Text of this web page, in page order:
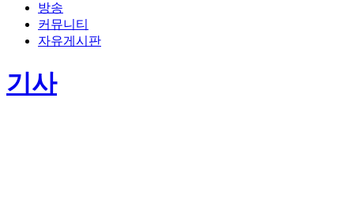
방송
커뮤니티
자유게시판
기사